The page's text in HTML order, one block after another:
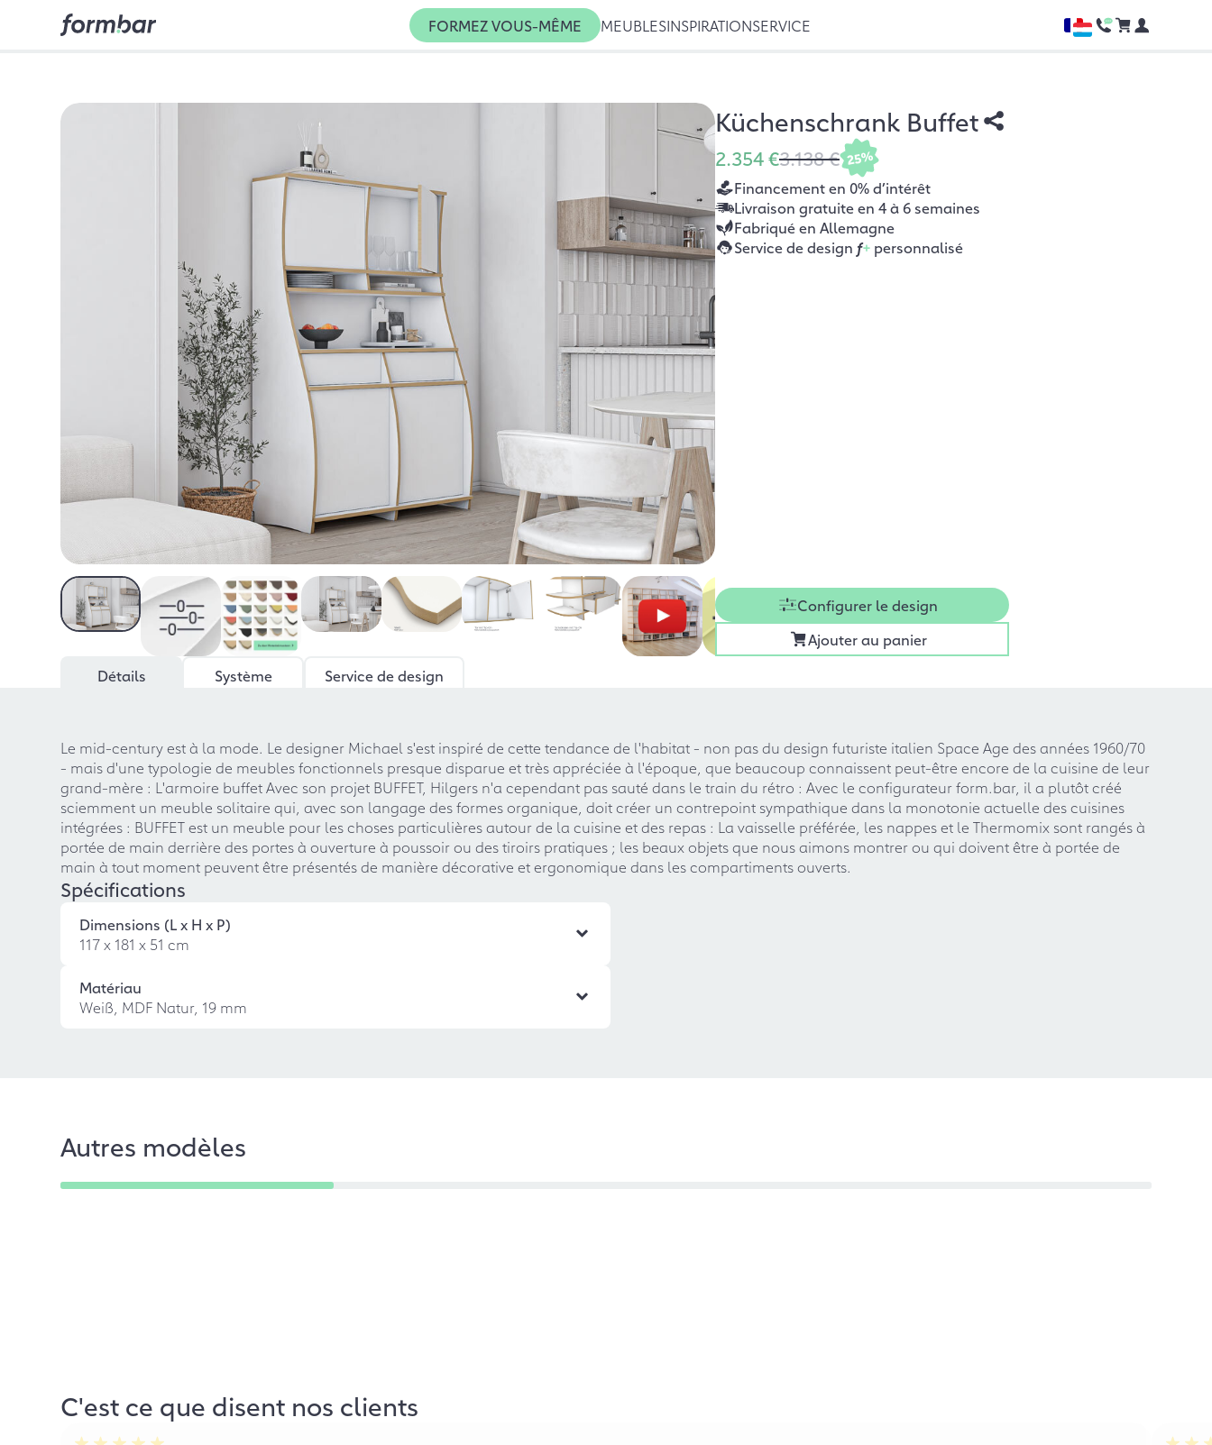
FORMEZ VOUS-MÊME MEUBLESINSPIRATIONSERVICE
Küchenschrank Buffet
2.354 €3.138 € 25%
Financement en 0% d’intérêt
Livraison gratuite en 4 à 6 semaines
Fabriqué en Allemagne
Service de design f+personnalisé
Configurer le design
Ajouter au panier
Détails
Système Service de design
Le mid-century est à la mode. Le designer Michael s'est inspiré de cette tendance de l'habitat - non pas du design futuriste italien Space Age des années 1960/70
- mais d'une typologie de meubles fonctionnels presque disparue et très appréciée à l'époque, que beaucoup connaissent peut-être encore de la cuisine de leur
grand-mère : L'armoire buffet Avec son projet BUFFET, Hilgers n'a cependant pas sauté dans le train du rétro : Avec le configurateur form.bar, il a plutôt créé
sciemment un meuble solitaire qui, avec son langage des formes organique, doit créer un contrepoint sympathique dans la monotonie actuelle des cuisines
intégrées : BUFFET est un meuble pour les choses particulières autour de la cuisine et des repas : La vaisselle préférée, les nappes et le Thermomix sont rangés à
portée de main derrière des portes à ouverture à poussoir ou des tiroirs pratiques ; les beaux objets que nous aimons montrer ou qui doivent être à portée de
main à tout moment peuvent être présentés de manière décorative et ergonomique dans les compartiments ouverts.
Spécifications
Dimensions (L x H x P)
117 x 181 x 51 cm
Matériau
Weiß, MDF Natur, 19 mm
Autres modèles
C'est ce que disent nos clients